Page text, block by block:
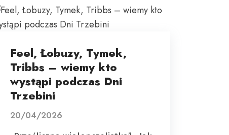
Feel, Łobuzy, Tymek,
Tribbs – wiemy kto
wystąpi podczas Dni
Trzebini
20/04/2026